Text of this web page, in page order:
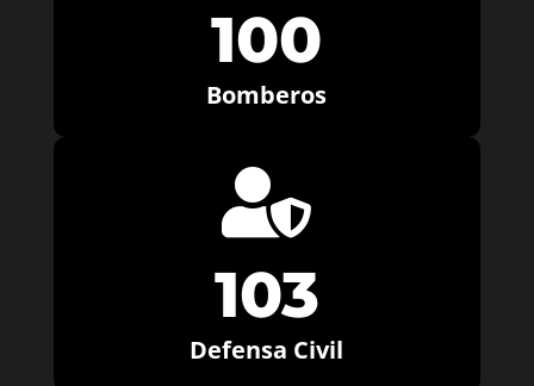
100
Bomberos

103
Defensa Civil